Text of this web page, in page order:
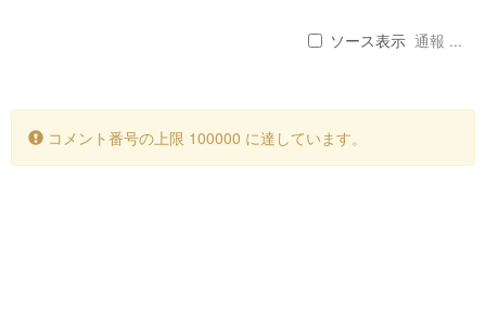
ソース表示 通報 ...
コメント番号の上限 100000 に達しています。